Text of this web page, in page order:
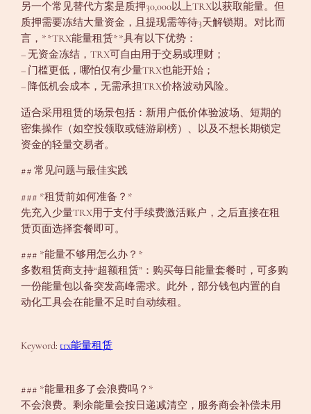
另一个常见替代方案是质押30,000以上TRX以获取能量。但
质押需要冻结大量资金，且提现需等待3天解锁期。对比而
言，**TRX能量租赁**具有以下优势：
– 无资金冻结，TRX可自由用于交易或理财；
– 门槛更低，哪怕仅有少量TRX也能开始；
– 降低机会成本，无需承担TRX价格波动风险。
适合采用租赁的场景包括：新用户低价体验波场、短期的
密集操作（如空投领取或链游刷榜）、以及不想长期锁定
资金的轻量交易者。
## 常见问题与最佳实践
### *租赁前如何准备？*
先充入少量TRX用于支付手续费激活账户，之后直接在租
赁页面选择套餐即可。
### *能量不够用怎么办？*
多数租赁商支持“超额租赁”：购买每日能量套餐时，可多购
一份能量包以备突发高峰需求。此外，部分钱包内置的自
动化工具会在能量不足时自动续租。
Keyword:trx能量租赁
### *能量租多了会浪费吗？*
不会浪费。剩余能量会按日递减清空，服务商会补偿未用